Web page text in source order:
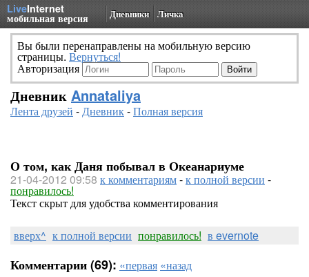
LiveInternet
мобильная версия Дневники Личка
Вы были перенаправлены на мобильную версию
страницы. Вернуться!
Авторизация
Дневник Annataliya
Лента друзей -Дневник-Полная версия
О том, как Даня побывал в Океанариуме
21-04-2012 09:58 к комментариям-к полной версии -
понравилось!
Текст скрыт для удобства комментирования
вверх^ к полной версии понравилось! в evernote
Комментарии (69): «первая «назад